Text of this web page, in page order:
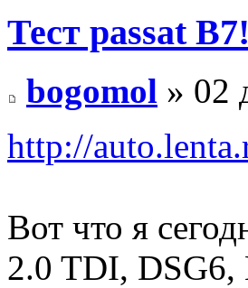
Тест passat
bogomol » 02
http://
Вот что я
2.0 TDI, DSG6,